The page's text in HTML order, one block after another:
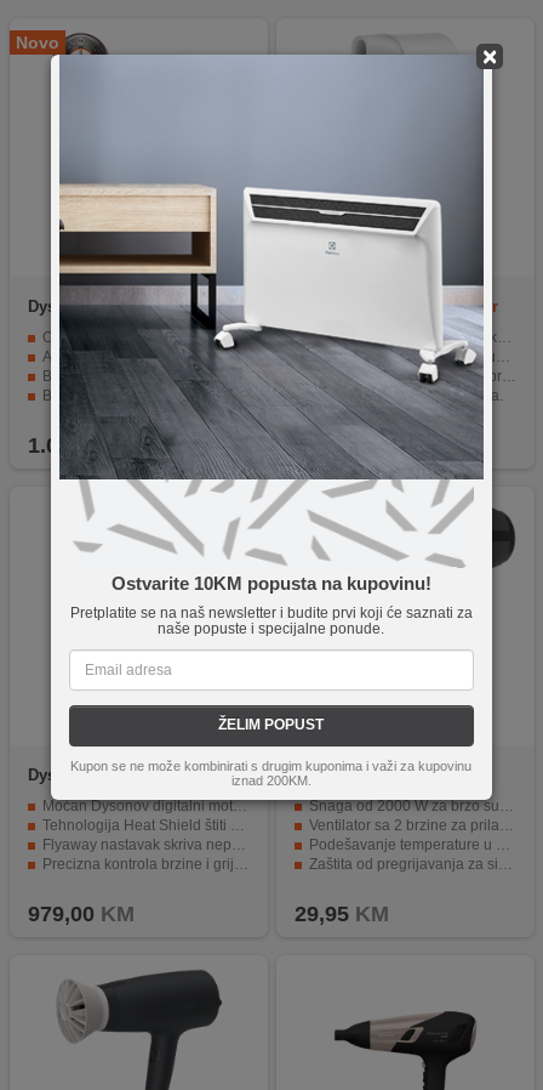
×
Ostvarite 10KM popusta na kupovinu!
Pretplatite se na naš newsletter i budite prvi koji će saznati za
naše popuste i specijalne ponude.
ŽELIM POPUST
Kupon se ne može kombinirati s drugim kuponima i važi za kupovinu
iznad 200KM.
Novo
Dyson HD16 Red Velvet/Gold
Straight+Wavy
Osmišljen za različite tipove kose
Automatski se prilagođava i štiti vlasište
Brzo, inteligentno sušenje
Bez toplotnog oštećenja
Pet inteligentnih dodataka
1.099,90 KM
Mi Ionic Hair Dryer
H300
Ionic tehnologija za zdravu kosu.
Snaga od 1600W za brzo sušenje.
Tri nivoa temperature i dva brzine.
Difuzor i usmjerivač vazduha.
Kompaktan, ergonomski dizajn.
69,90 KM
Dyson
HD07 Bright
Nickel/Bright Copper
Moćan Dysonov digitalni motor V9
Tehnologija Heat Shield štiti od opeklina
Flyaway nastavak skriva neposlušnu kosu
Precizna kontrola brzine i grijanja
979,00 KM
Floria ZLN8986
Snaga od 2000 W za brzo sušenje.
Ventilator sa 2 brzine za prilagođavanje.
Podešavanje temperature u 3 nivoa.
Zaštita od pregrijavanja za sigurnost.
29,95KM